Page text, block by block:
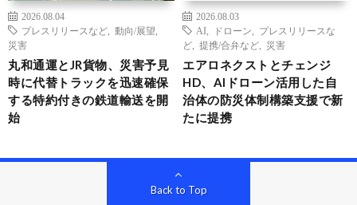
2026.08.04
プレスリリースなど
動向/展望
災害
丸和通運とJR貨物、災害予見
時に代替トラックを迅速確保
する特約付きの鉄道輸送を開
始
2026.08.03
AI
ドローン
プレスリリースな
ど
提携/合弁など 災害
エアロネクストとチェンジ
HD、AIドローン活用した自
治体の防災体制構築支援で新
たに提携
Back to Top